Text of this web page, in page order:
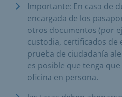
Importante: En caso de
encargada de los
otros documentos (por
custodia, certificados de
prueba de ciudadanía
es posible que tenga
oficina en persona.